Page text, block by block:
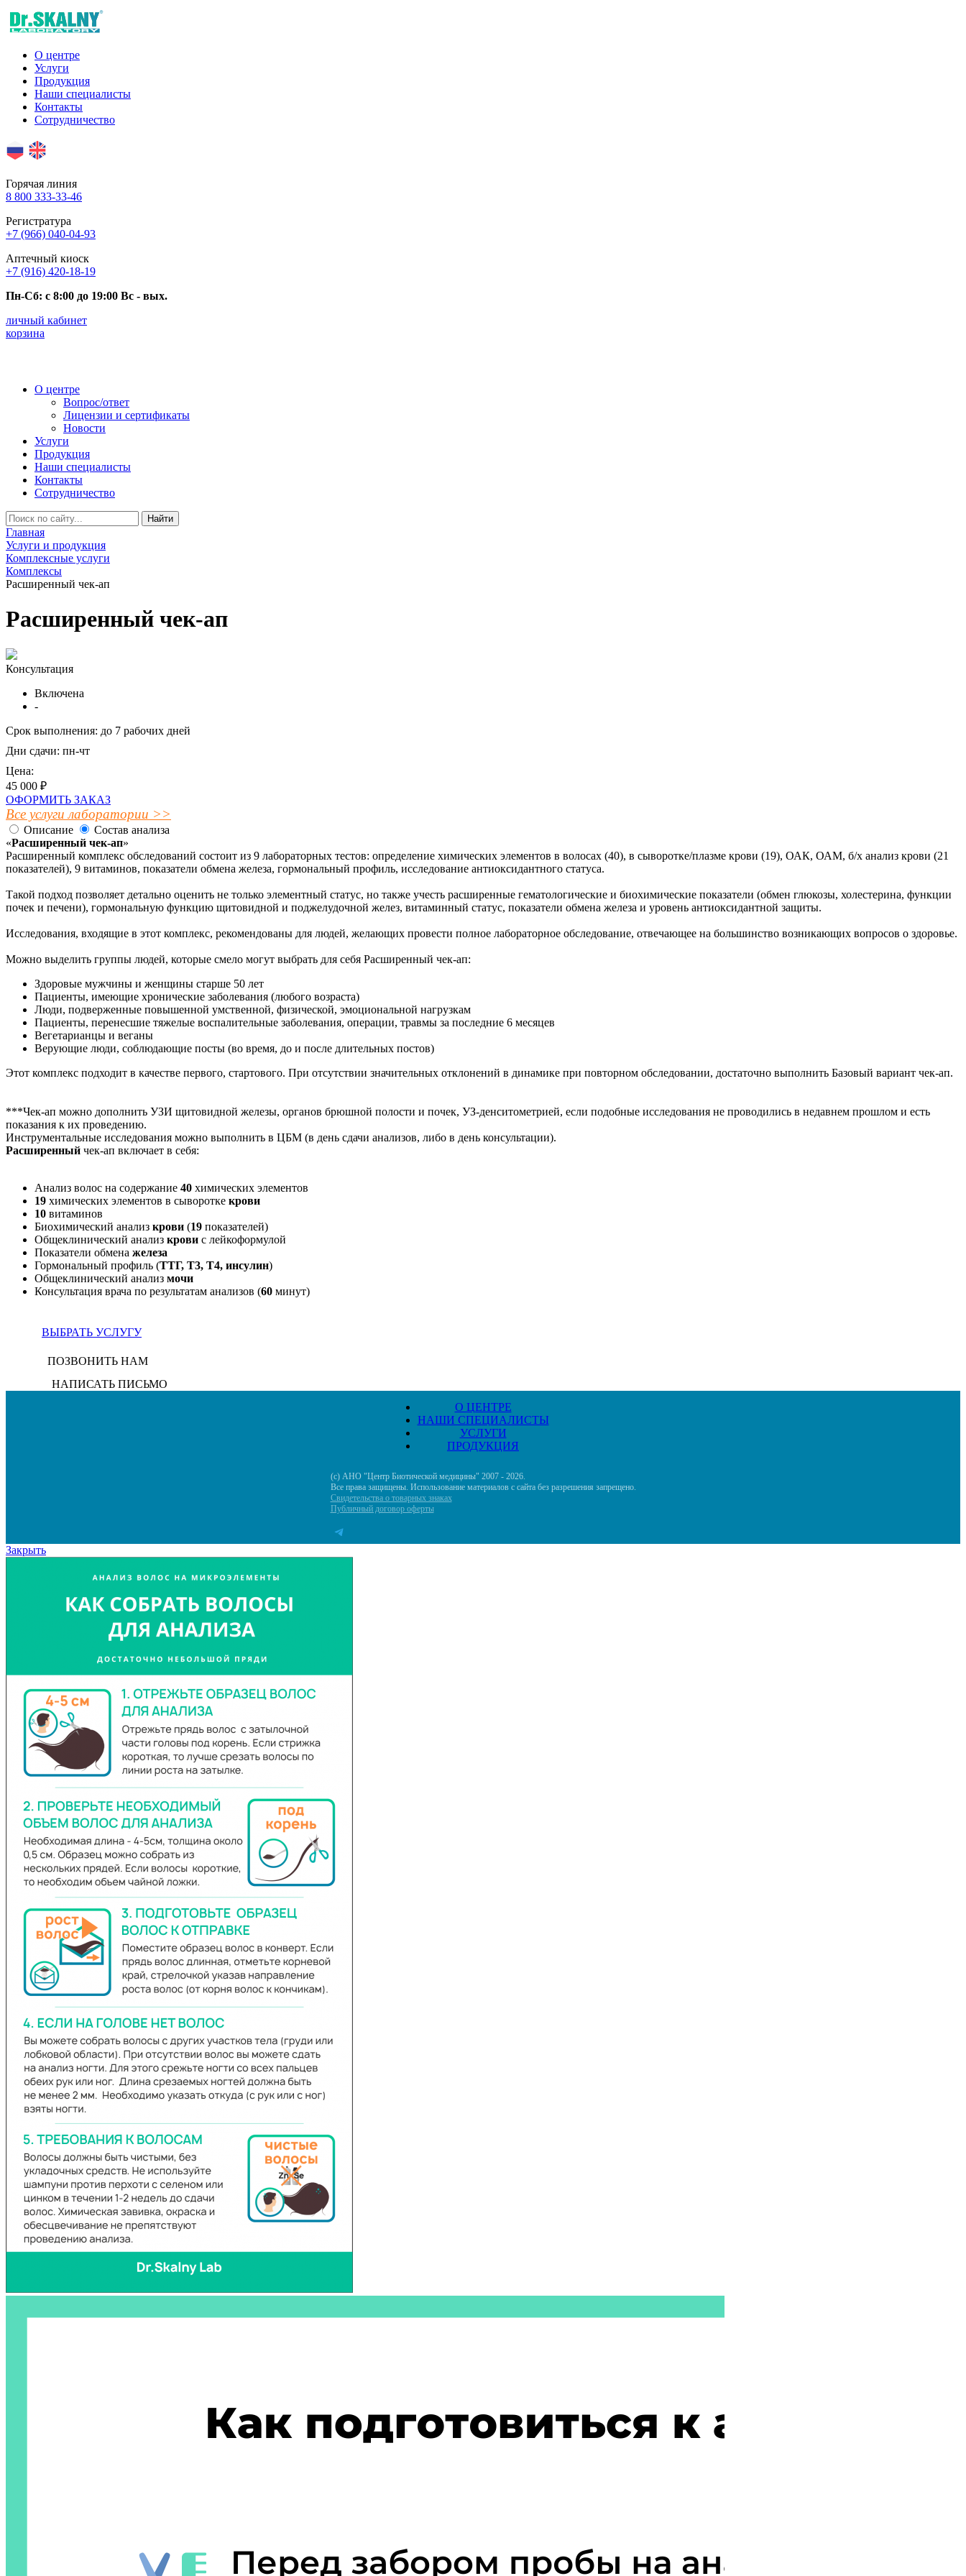
О центре
Услуги
Продукция
Наши специалисты
Контакты
Сотрудничество
Горячая линия
8 800 333-33-46
Регистратура
+7 (966) 040-04-93
Аптечный киоск
+7 (916) 420-18-19
Пн-Сб: c 8:00 до 19:00 Вс - вых.
личный кабинет
корзина
О центре
Вопрос/ответ
Лицензии и сертификаты
Новости
Услуги
Продукция
Наши специалисты
Контакты
Сотрудничество
Найти
Главная
Услуги и продукция
Комплексные услуги
Комплексы
Расширенный чек-ап
Расширенный чек-ап
Консультация
Включена
-
Срок выполнения: до 7 рабочих дней
Дни сдачи: пн-чт
Цена:
45 000 ₽
ОФОРМИТЬ ЗАКАЗ
Все услуги лаборатории >>
Описание
Состав анализа
«Расширенный чек-ап»
Расширенный комплекс обследований состоит из 9 лабораторных тестов: определение химических элементов в волосах (40), в сыворотке/плазме крови (19), ОАК, ОАМ, б/х анализ крови (21
показателей), 9 витаминов, показатели обмена железа, гормональный профиль, исследование антиоксидантного статуса.
Такой подход позволяет детально оценить не только элементный статус, но также учесть расширенные гематологические и биохимические показатели (обмен глюкозы, холестерина, функции
почек и печени), гормональную функцию щитовидной и поджелудочной желез, витаминный статус, показатели обмена железа и уровень антиоксидантной защиты.
Исследования, входящие в этот комплекс, рекомендованы для людей, желающих провести полное лабораторное обследование, отвечающее на большинство возникающих вопросов о здоровье.
Можно выделить группы людей, которые смело могут выбрать для себя Расширенный чек-ап:
Здоровые мужчины и женщины старше 50 лет
Пациенты, имеющие хронические заболевания (любого возраста)
Люди, подверженные повышенной умственной, физической, эмоциональной нагрузкам
Пациенты, перенесшие тяжелые воспалительные заболевания, операции, травмы за последние 6 месяцев
Вегетарианцы и веганы
Верующие люди, соблюдающие посты (во время, до и после длительных постов)
Этот комплекс подходит в качестве первого, стартового. При отсутствии значительных отклонений в динамике при повторном обследовании, достаточно выполнить Базовый вариант чек-ап.
***Чек-ап можно дополнить УЗИ щитовидной железы, органов брюшной полости и почек, УЗ-денситометрией, если подобные исследования не проводились в недавнем прошлом и есть
показания к их проведению.
Инструментальные исследования можно выполнить в ЦБМ (в день сдачи анализов, либо в день консультации).
Расширенный чек-ап включает в себя:
Анализ волос на содержание 40 химических элементов
19 химических элементов в сыворотке крови
10 витаминов
Биохимический анализ крови (19 показателей)
Общеклинический анализ крови с лейкоформулой
Показатели обмена железа
Гормональный профиль (ТТГ, Т3, Т4, инсулин)
Общеклинический анализ мочи
Консультация врача по результатам анализов (60 минут)
ВЫБРАТЬ УСЛУГУ
ПОЗВОНИТЬ НАМ
НАПИСАТЬ ПИСЬМО
О ЦЕНТРЕ
НАШИ СПЕЦИАЛИСТЫ
УСЛУГИ
ПРОДУКЦИЯ
(с) АНО "Центр Биотической медицины" 2007 - 2026.
Все права защищены. Использование материалов с сайта без разрешения запрещено.
Свидетельства о товарных знаках
Публичный договор оферты
Закрыть